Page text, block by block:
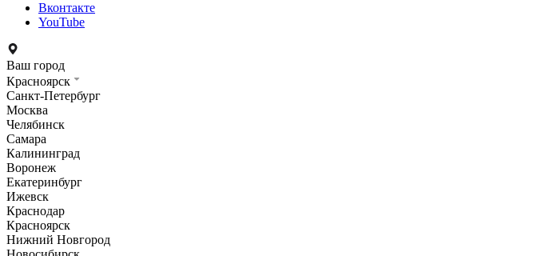
Вконтакте
YouTube
Ваш город
Красноярск
Санкт-Петербург
Москва
Челябинск
Самара
Калининград
Воронеж
Екатеринбург
Ижевск
Краснодар
Красноярск
Нижний Новгород